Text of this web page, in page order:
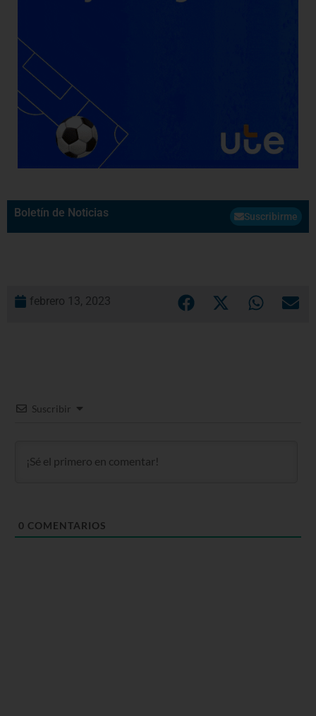
Boletín de Noticias Suscribirme
febrero 13, 2023
Suscribir
0 COMENTARIOS